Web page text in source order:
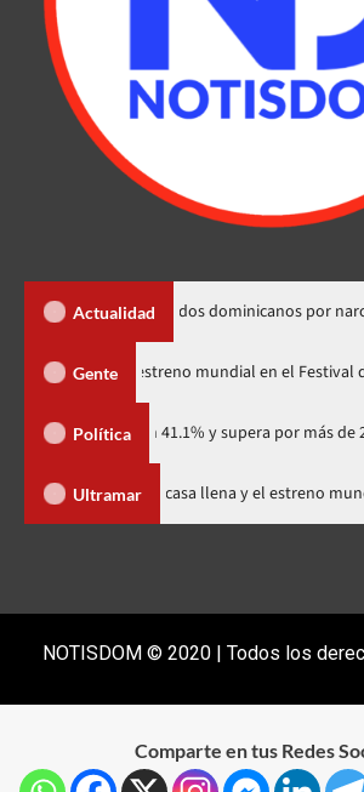
Actualidad
de dos dominicanos por narcotráfico,
Gente
Minus Zero» tendrá su estreno mundial
Política
con 41.1% y supera por más de 22 puntos
Ultramar
celebra 15 años con una gala a casa llena y
NOTISDOM © 2020 | Todos los
Comparte en tus Redes